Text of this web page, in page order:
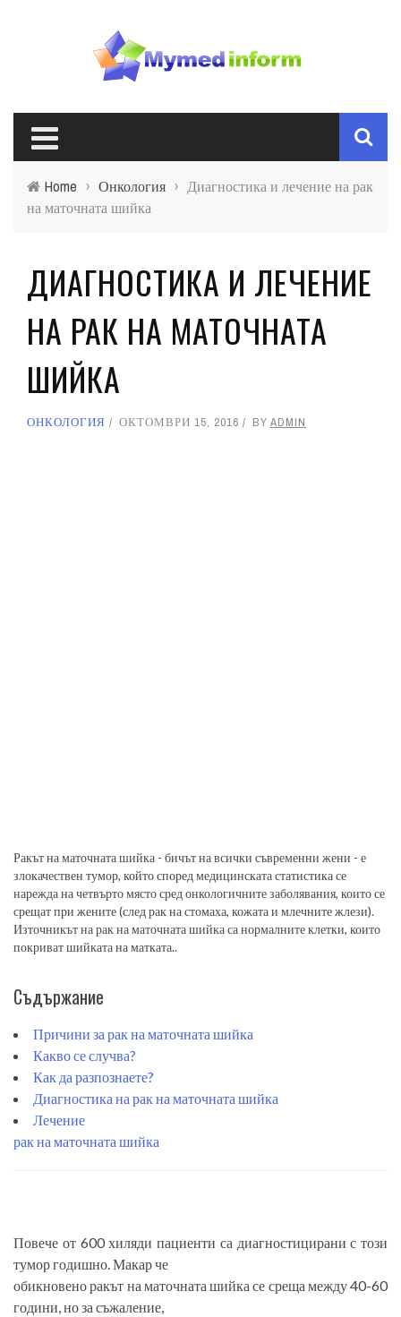
Home › Онкология › Диагностика и лечение на рак
на маточната шийка
ДИАГНОСТИКА И ЛЕЧЕНИЕ
НА РАК НА МАТОЧНАТА
ШИЙКА
ОНКОЛОГИЯ ОКТОМВРИ 15, 2016 BY ADMIN
Ракът на маточната шийка - бичът на всички съвременни жени - е
злокачествен тумор, който според медицинската статистика се
нарежда на четвърто място сред онкологичните заболявания, които се
срещат при жените (след рак на стомаха, кожата и млечните жлези).
Източникът на рак на маточната шийка са нормалните клетки, които
покриват шийката на матката..
Съдържание
Причини за рак на маточната шийка
Какво се случва?
Как да разпознаете?
Диагностика на рак на маточната шийка
Лечение
рак на маточната шийка
Повече от 600 хиляди пациенти са диагностицирани с този
тумор годишно. Макар че
обикновено ракът на маточната шийка се среща между 40-60
години, но за съжаление,